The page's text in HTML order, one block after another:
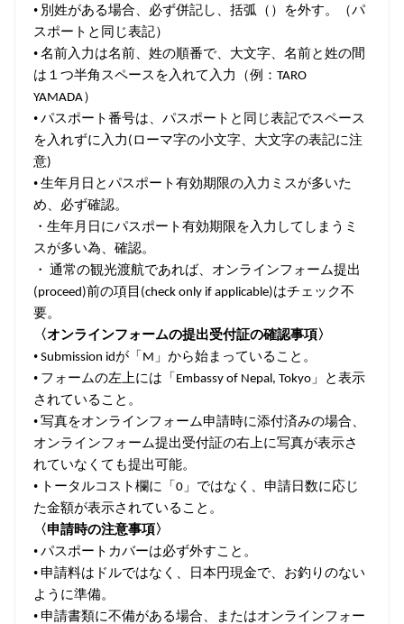
• 別姓がある場合、必ず併記し、括弧（）を外す。（パ
スポートと同じ表記）
•名前入力は名前、姓の順番で、大文字、名前と姓の間
は１つ半角スペースを入れて入力（例： TARO
YAMADA）
•パスポート番号は、パスポートと同じ表記でスペース
を入れずに入力 ( ローマ字の小文字、大文字の表記に注
意)
•生年月日とパスポート有効期限の入力ミスが多いた
め、必ず確認。
・生年月日にパスポート有効期限を入力してしまうミ
スが多い為、確認。
・ 通常の観光渡航であれば、オンラインフォーム提出
(proceed)前の項目 (check only if applicable)はチェック不
要。
〈オンラインフォームの提出受付証の確認事項〉
• Submission idが「 M 」から始まっていること。
• フォームの左上には「 Embassy of Nepal, Tokyo 」と表示
されていること。
•写真をオンラインフォーム申請時に添付済みの場合、
オンラインフォーム提出受付証の右上に写真が表示さ
れていなくても提出可能。
• トータルコスト欄に「 0 」ではなく、申請日数に応じ
た金額が表示されていること。
〈申請時の注意事項〉
•パスポートカバーは必ず外すこと。
• 申請料はドルではなく、日本円現金で、お釣りのない
ように準備。
• 申請書類に不備がある場合、またはオンラインフォー